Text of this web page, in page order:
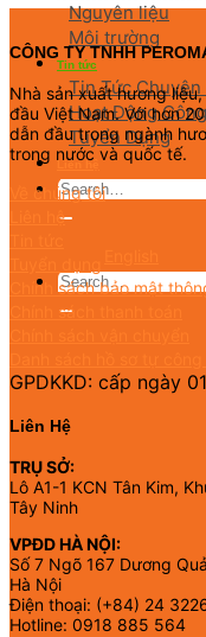
Nguyên liệu
Môi trường
Tin tức
Tin Tức Chuyên
Hoạt Động
Tuyển Dụng
Liên hệ
CÔNG TY TNHH
Nhà sản xuất hương
đầu Việt Nam. Với hơn
dẫn đầu trong ngành
trong nước và quốc tế.
Về chúng tôi
Liên hệ
Chính sách bảo mật
Chính sách thanh toán
GPDKKD: cấp ngày
Liên Hệ
TRỤ SỞ:
Lô A1-1 KCN Tân Kim,
Tây Ninh
VPĐD HÀ NỘI:
Số 7 Ngõ 167 Dương
Hà Nội
Điện thoại: (+84) 24
Hotline: 0918 885 564